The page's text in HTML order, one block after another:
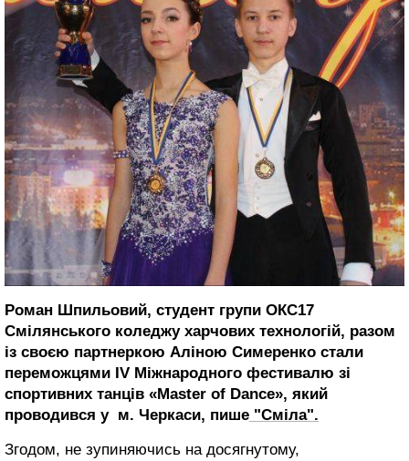
Роман Шпильовий, студент групи ОКС17
Смілянського коледжу харчових технологій, разом
із своєю партнеркою Аліною Симеренко стали
переможцями ІV Міжнародного фестивалю зі
спортивних танців «Master of Dance», який
проводився у м. Черкаси, пише "Сміла".
Згодом, не зупиняючись на досягнутому,